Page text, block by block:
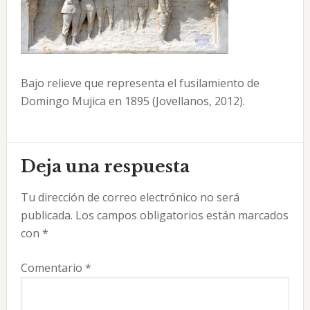
Bajo relieve que representa el fusilamiento de
Domingo Mujica en 1895 (Jovellanos, 2012).
Interacciones
con
los
lectores
Deja una respuesta
Tu dirección de correo electrónico no será
publicada. Los campos obligatorios están marcados
con *
Comentario *